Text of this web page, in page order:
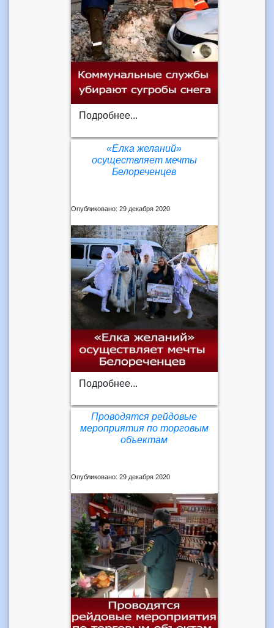
Подробнее...
«Елка желаний»
осуществляет мечты
Белореченцев
Опубликовано: 29 декабря 2020
Подробнее...
Проводятся рейдовые
мероприятия по торговым
объектам
Опубликовано: 29 декабря 2020